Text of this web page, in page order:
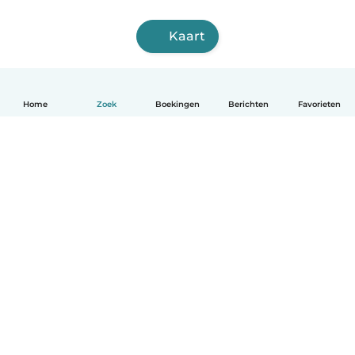
Home Zoek Boekingen Berichten Favorieten
Kaart